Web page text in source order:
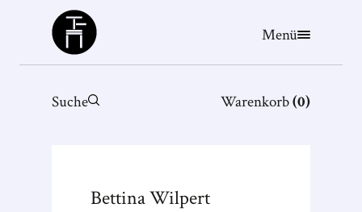
Büchergilde
Menü
Suche Warenkorb(0)
BettinaWilpert